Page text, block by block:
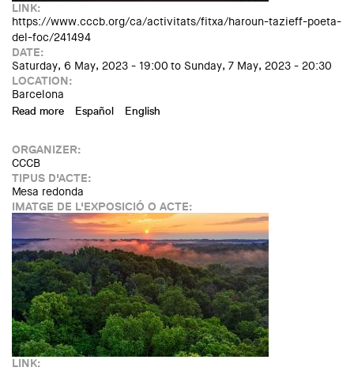
LINK:
https://www.cccb.org/ca/activitats/fitxa/haroun-tazieff-poeta-
del-foc/241494
DATE:
Saturday, 6 May, 2023 - 19:00 to Sunday, 7 May, 2023 - 20:30
LOCATION:
Barcelona
Read more about XCÈNTRIC 2023. Haroun Tazieff, poeta del foc.
Español English
ORGANIZER:
CCCB
TIPUS D'ACTE:
Mesa redonda
IMATGE DE L'EXPOSICIÓ O ACTE:
LINK: